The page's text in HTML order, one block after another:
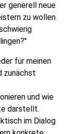
generell neue
zu wollen.
für meinen
zunächst
und wie
darstellt.
im Dialog